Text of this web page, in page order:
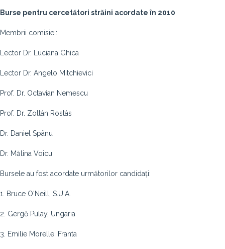
Burse pentru cercetători străini acordate în 2010
Membrii comisiei:
Lector Dr. Luciana Ghica
Lector Dr. Angelo Mitchievici
Prof. Dr. Octavian Nemescu
Prof. Dr. Zoltán Rostás
Dr. Daniel Spânu
Dr. Mălina Voicu
Bursele au fost acordate următorilor candidați:
1. Bruce O'Neill, S.U.A.
2. Gergő Pulay, Ungaria
3. Emilie Morelle, Franta